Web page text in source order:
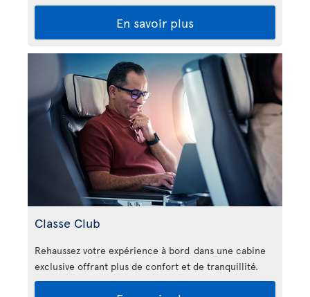
En savoir plus
Classe Club
Rehaussez votre expérience à bord dans une cabine
exclusive offrant plus de confort et de tranquillité.